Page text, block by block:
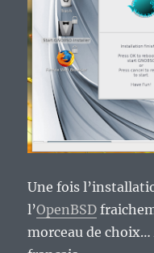
Une fois
l’OpenBSD
morceau de